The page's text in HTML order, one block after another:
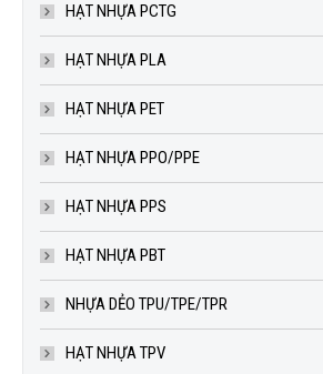
HẠT NHỰA PCTG
HẠT NHỰA PLA
HẠT NHỰA PET
HẠT NHỰA PPO/PPE
HẠT NHỰA PPS
HẠT NHỰA PBT
NHỰA DẺO TPU/TPE/TPR
HẠT NHỰA TPV